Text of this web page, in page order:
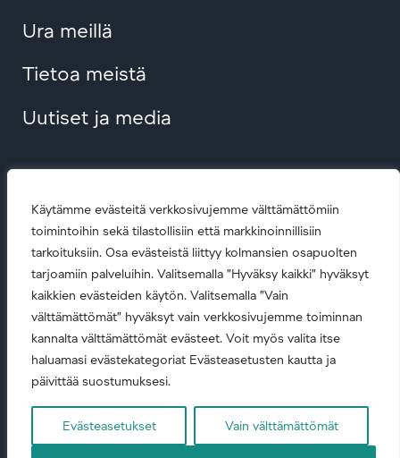
Käytämme evästeitä verkkosivujemme välttämättömiin
toimintoihin sekä tilastollisiin että markkinoinnillisiin
tarkoituksiin. Osa evästeistä liittyy kolmansien osapuolten
tarjoamiin palveluihin. Valitsemalla ”Hyväksy kaikki” hyväksyt
kaikkien evästeiden käytön. Valitsemalla ”Vain
välttämättömät” hyväksyt vain verkkosivujemme toiminnan
kannalta välttämättömät evästeet. Voit myös valita itse
haluamasi evästekategoriat Evästeasetusten kautta ja
päivittää suostumuksesi.
Evästeasetukset Vain välttämättömät
Ura meillä
Tietoa meistä
Uutiset ja media
© Copyright2026 • All rights reserved.
Code of conduct (English)|
Yritysvastuupolitiikka
Tietosuojaseloste